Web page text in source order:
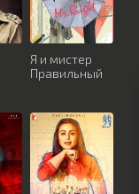
Я и мистер
Правильный